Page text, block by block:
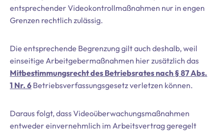
entsprechender Videokontrollmaßnahmen nur in engen
Grenzen rechtlich zulässig.
Die entsprechende Begrenzung gilt auch deshalb, weil
einseitige Arbeitgebermaßnahmen hier zusätzlich das
Mitbestimmungsrecht des Betriebsrates nach § 87 Abs.
1 Nr. 6 Betriebsverfassungsgesetz verletzen können.
Daraus folgt, dass Videoüberwachungsmaßnahmen
entweder einvernehmlich im Arbeitsvertrag geregelt